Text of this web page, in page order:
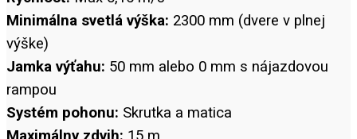
Minimálna svetlá výška: 2300 mm (dvere v plnej
výške)
Jamka výťahu: 50 mm alebo 0 mm s nájazdovou
rampou
Systém pohonu: Skrutka a matica